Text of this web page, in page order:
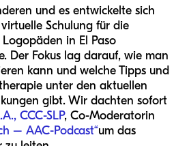
und es entwickelte sich
Schulung für die
in El Paso
Der Fokus lag darauf, wie man
kann und welche Tipps und
unter den aktuellen
gibt. Wir dachten sofort
CCC-SLP, Co-Moderatorin
– AAC-Podcast“um das